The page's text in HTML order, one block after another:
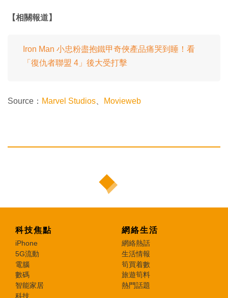
【相關報道】
Iron Man 小忠粉盡抱鐵甲奇俠產品痛哭到睡！看
「復仇者聯盟 4」後大受打擊
Source： Marvel Studios Movieweb
科技焦點
iPhone
5G流動
電腦
數碼
智能家居
科技
網絡生活
網絡熱話
生活情報
筍買着數
旅遊筍料
熱門話題